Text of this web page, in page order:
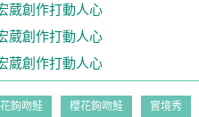
葳創作打動人心
葳創作打動人心
葳創作打動人心
鉤吻鮭 櫻花鉤吻鮭 實境秀